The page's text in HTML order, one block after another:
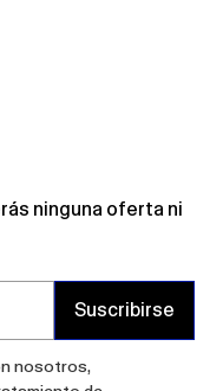
ninguna oferta ni
Suscribirse
nosotros,